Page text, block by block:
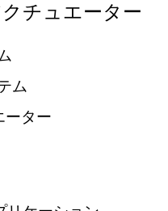
チュエーター
ム
ーター